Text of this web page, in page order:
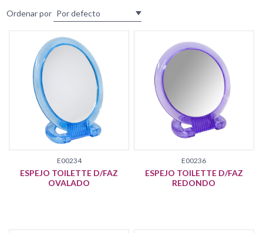
Ordenar por
E00234
ESPEJO TOILETTE D/FAZ
OVALADO
E00236
ESPEJO TOILETTE D/FAZ
REDONDO